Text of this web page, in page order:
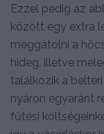
Ezzel pedig az
között egy extra
meggátolni a
hideg, illetve
találkozik a
nyáron egyaránt
fűtési